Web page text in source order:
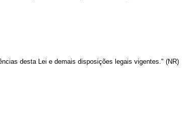
desta Lei e demais disposições legais vigentes." (NR)